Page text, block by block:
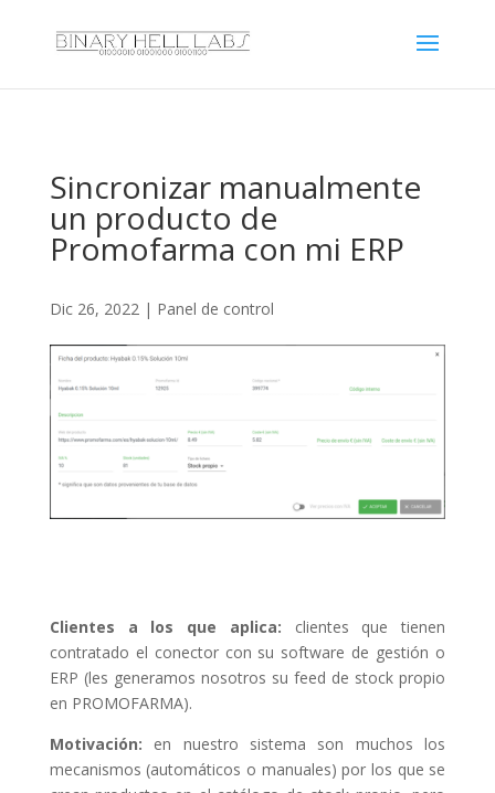
Sincronizar manualmente
un producto de
Promofarma con mi ERP
Dic 26, 2022 | Panel de control
Clientes a los que aplica: clientes que tienen
contratado el conector con su software de gestión o
ERP (les generamos nosotros su feed de stock propio
en PROMOFARMA).
Motivación: en nuestro sistema son muchos los
mecanismos (automáticos o manuales) por los que se